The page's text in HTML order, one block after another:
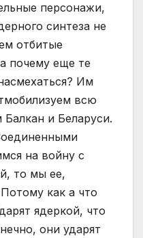
персонажи,
синтеза не
отбитые
почему еще те
Им
всю
и Беларуси.
на войну с
то мы ее,
как а что
ядеркой, что
они ударят